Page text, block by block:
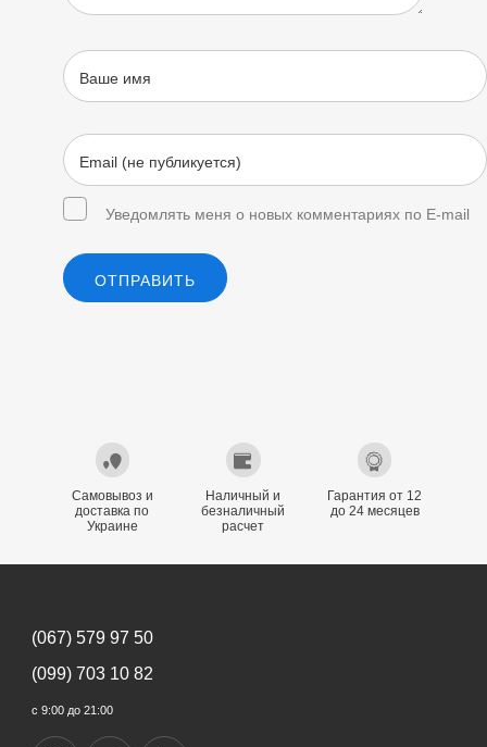
Уведомлять меня о новых комментариях по E-mail
ОТПРАВИТЬ
Самовывоз и
доставка по
Украине
Наличный и
безналичный
расчет
Гарантия от 12
до 24 месяцев
(067) 579 97 50
(099) 703 10 82
с 9:00 до 21:00